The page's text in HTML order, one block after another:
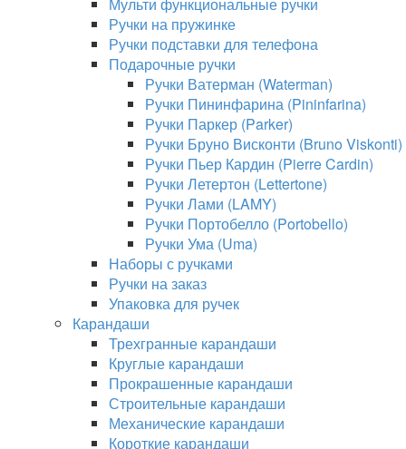
Ручки на пружинке
Ручки подставки для телефона
Подарочные ручки
Ручки Ватерман (Waterman)
Ручки Пининфарина (Pininfarina)
Ручки Паркер (Parker)
Ручки Бруно Висконти (Bruno Viskonti)
Ручки Пьер Кардин (Pierre Cardin)
Ручки Летертон (Lettertone)
Ручки Лами (LAMY)
Ручки Портобелло (Portobello)
Ручки Ума (Uma)
Наборы с ручками
Ручки на заказ
Упаковка для ручек
Карандаши
Трехгранные карандаши
Круглые карандаши
Прокрашенные карандаши
Строительные карандаши
Механические карандаши
Короткие карандаши